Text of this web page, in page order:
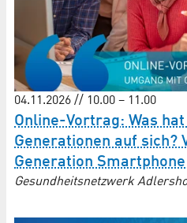
04.11.2026 // 10.00 – 11.00
Online-Vortrag: Was
Generationen auf sich?
Generation
Gesundheitsnetzwerk